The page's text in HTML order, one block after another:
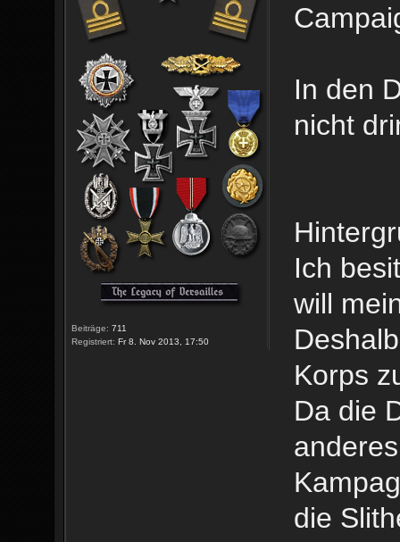
Beiträge: 711
Registriert: Fr 8. Nov 2013, 17:50
In den
nicht
Ich
will
Korps
Da die
die